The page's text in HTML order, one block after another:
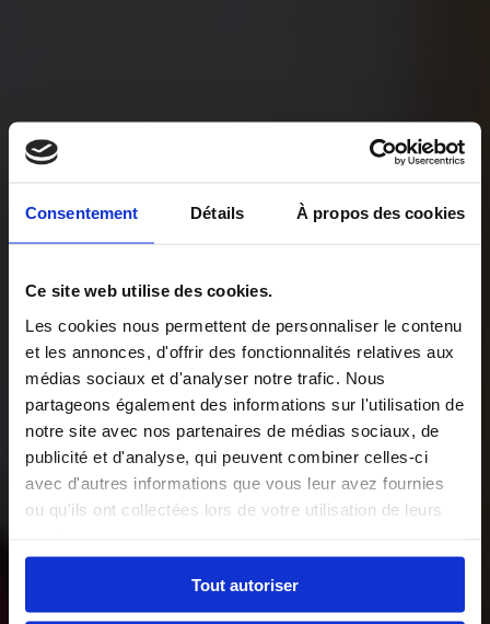
Consentement Détails À propos des cookies
Ce site web utilise des cookies.
Les cookies nous permettent de personnaliser le contenu
et les annonces, d'offrir des fonctionnalités relatives aux
médias sociaux et d'analyser notre trafic. Nous
partageons également des informations sur l'utilisation de
notre site avec nos partenaires de médias sociaux, de
publicité et d'analyse, qui peuvent combiner celles-ci
avec d'autres informations que vous leur avez fournies
ou qu'ils ont collectées lors de votre utilisation de leurs
Tout autoriser